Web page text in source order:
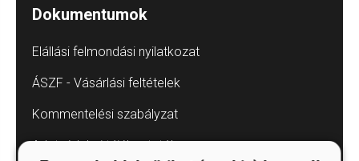
Dokumentumok
Elállási felmondási nyilatkozat
ÁSZF - Vásárlási feltételek
Kommentelési szabályzat
Adatvédelmi tájékoztatók